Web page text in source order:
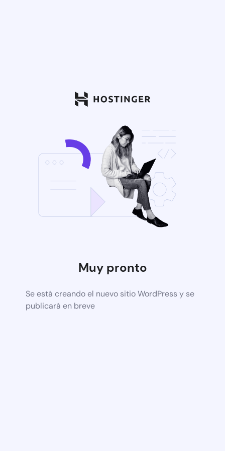
Muy pronto
Se está creando el nuevo sitio WordPress y se
publicará en breve